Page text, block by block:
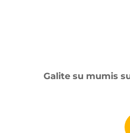
Galite su mumis